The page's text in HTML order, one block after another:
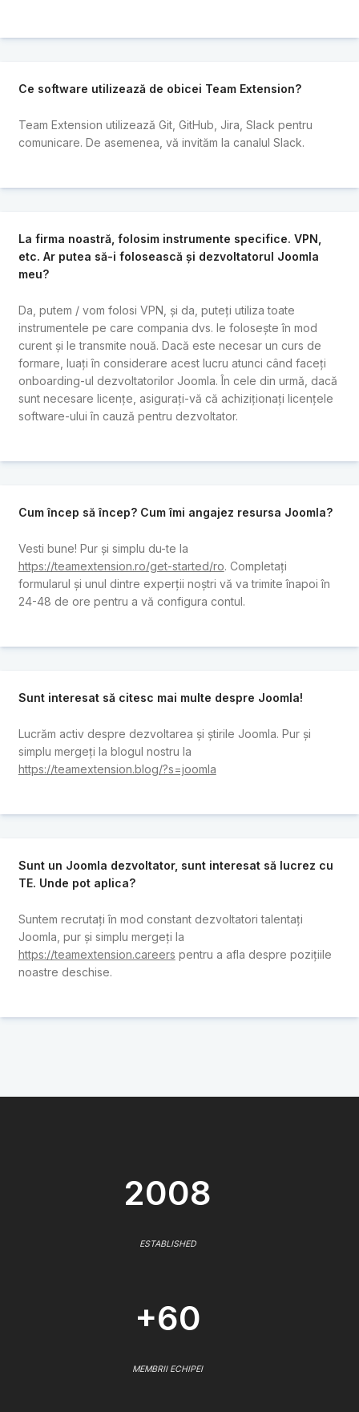
Ce software utilizează de obicei Team Extension?
Team Extension utilizează Git, GitHub, Jira, Slack pentru
comunicare. De asemenea, vă invităm la canalul Slack.
La firma noastră, folosim instrumente specifice. VPN,
etc. Ar putea să-i folosească și dezvoltatorul Joomla
meu?
Da, putem / vom folosi VPN, și da, puteți utiliza toate
instrumentele pe care compania dvs. le folosește în mod
curent și le transmite nouă. Dacă este necesar un curs de
formare, luați în considerare acest lucru atunci când faceți
onboarding-ul dezvoltatorilor Joomla. În cele din urmă, dacă
sunt necesare licențe, asigurați-vă că achiziționați licențele
software-ului în cauză pentru dezvoltator.
Cum încep să încep? Cum îmi angajez resursa Joomla?
Vesti bune! Pur și simplu du-te la
https://teamextension.ro/get-started/ro. Completați
formularul și unul dintre experții noștri vă va trimite înapoi în
24-48 de ore pentru a vă configura contul.
Sunt interesat să citesc mai multe despre Joomla!
Lucrăm activ despre dezvoltarea și știrile Joomla. Pur și
simplu mergeți la blogul nostru la
https://teamextension.blog/?s=joomla
Sunt un Joomla dezvoltator, sunt interesat să lucrez cu
TE. Unde pot aplica?
Suntem recrutați în mod constant dezvoltatori talentați
Joomla, pur și simplu mergeți la
https://teamextension.careers pentru a afla despre pozițiile
noastre deschise.
2008
ESTABLISHED
+60
MEMBRII ECHIPEI